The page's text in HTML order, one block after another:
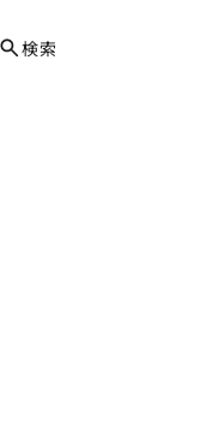
検索